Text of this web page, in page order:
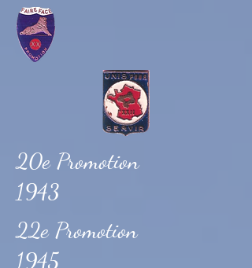
20e Promotion
1943
22e Promotion
1945